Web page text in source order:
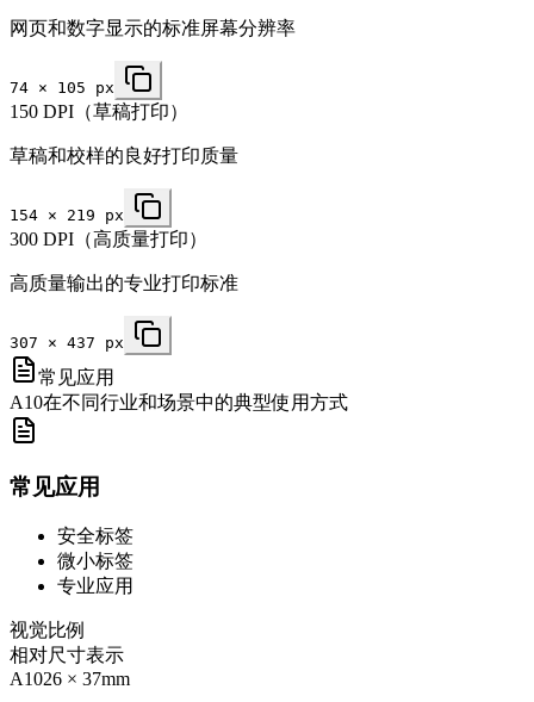
网页和数字显示的标准屏幕分辨率
74 × 105 px
150 DPI（草稿打印）
草稿和校样的良好打印质量
154 × 219 px
300 DPI（高质量打印）
高质量输出的专业打印标准
307 × 437 px
常见应用
A10在不同行业和场景中的典型使用方式
常见应用
安全标签
微小标签
专业应用
视觉比例
相对尺寸表示
A1026 × 37mm